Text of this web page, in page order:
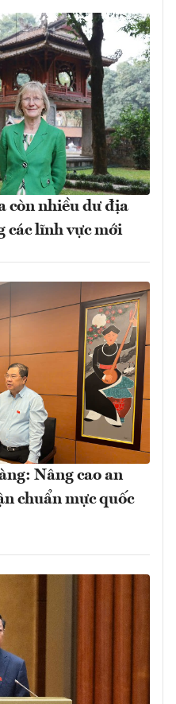
còn nhiều dư địa
các lĩnh vực mới
Nâng cao an
chuẩn mực quốc